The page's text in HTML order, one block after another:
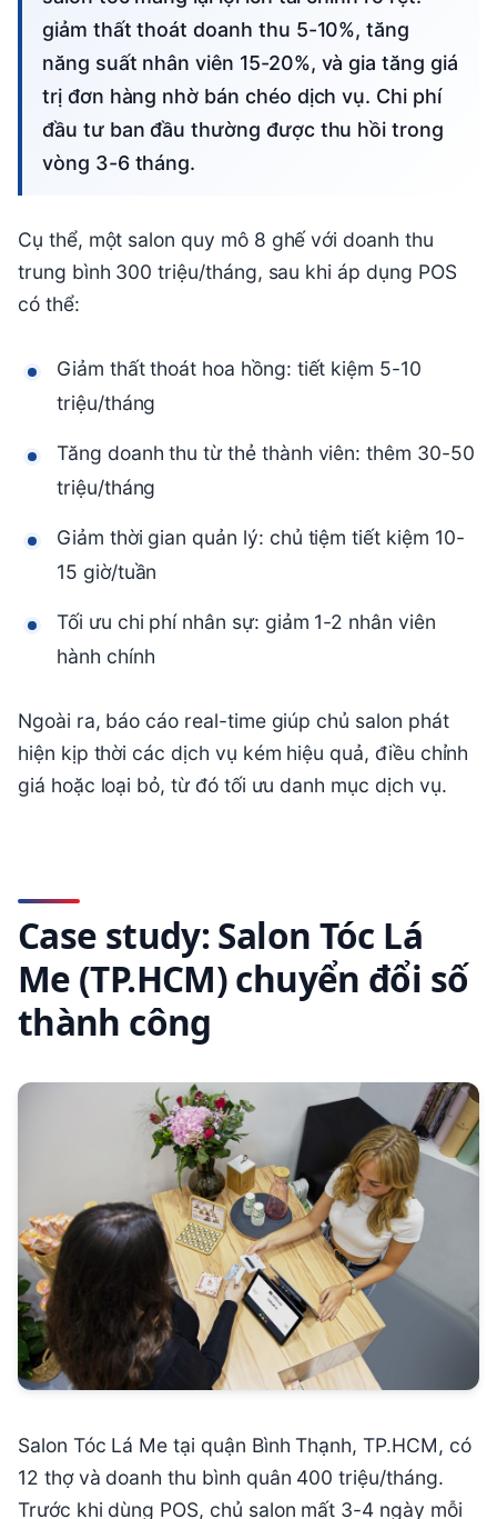
giảm thất thoát doanh thu 5-10%, tăng
năng suất nhân viên 15-20%, và gia tăng giá
trị đơn hàng nhờ bán chéo dịch vụ. Chi phí
đầu tư ban đầu thường được thu hồi trong
vòng 3-6 tháng.
Cụ thể, một salon quy mô 8 ghế với doanh thu
trung bình 300 triệu/tháng, sau khi áp dụng POS
có thể:
Giảm thất thoát hoa hồng: tiết kiệm 5-10
triệu/tháng
Tăng doanh thu từ thẻ thành viên: thêm 30-50
triệu/tháng
Giảm thời gian quản lý: chủ tiệm tiết kiệm 10-
15 giờ/tuần
Tối ưu chi phí nhân sự: giảm 1-2 nhân viên
hành chính
Ngoài ra, báo cáo real-time giúp chủ salon phát
hiện kịp thời các dịch vụ kém hiệu quả, điều chỉnh
giá hoặc loại bỏ, từ đó tối ưu danh mục dịch vụ.
Case study: Salon Tóc Lá
Me (TP.HCM) chuyển đổi số
thành công
Salon Tóc Lá Me tại quận Bình Thạnh, TP.HCM, có
12 thợ và doanh thu bình quân 400 triệu/tháng.
Trước khi dùng POS, chủ salon mất 3-4 ngày mỗi